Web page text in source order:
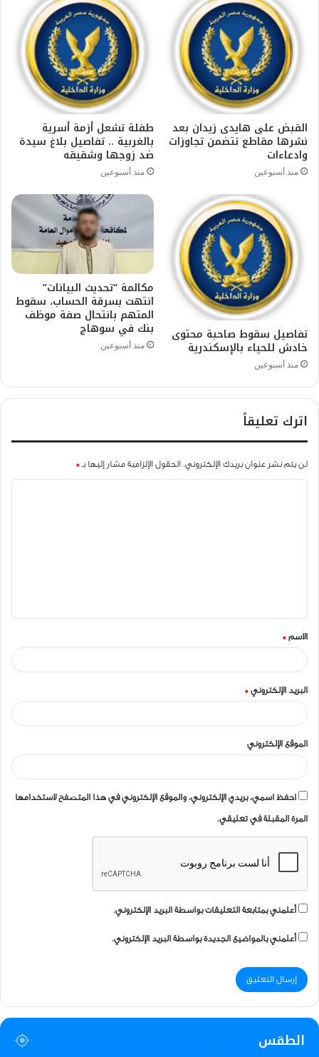
القبض على هايدى زيدان بعد
نشرها مقاطع تتضمن تجاوزات
وادعاءات
منذ أسبوعين
طفلة تشعل أزمة أسرية
بالغربية .. تفاصيل بلاغ سيدة
ضد زوجها وشقيقه
منذ أسبوعين
تفاصيل سقوط صاحبة محتوى
خادش للحياء بالإسكندرية
منذ أسبوعين
مكالمة “تحديث البيانات”
انتهت بسرقة الحساب، سقوط
المتهم بانتحال صفة موظف
بنك في سوهاج
منذ أسبوعين
اترك تعليقاً
لن يتم نشر عنوان بريدك الإلكتروني. الحقول الإلزامية مشار إليها بـ*
ق
*الاسم *
البريد الإلكتروني *
الموقع الإلكتروني
احفظ اسمي، بريدي الإلكتروني، والموقع الإلكتروني في هذا المتصفح لاستخدامها
المرة المقبلة في تعليقي.
أعلمني بمتابعة التعليقات بواسطة البريد الإلكتروني.
أعلمني بالمواضيع الجديدة بواسطة البريد الإلكتروني.
الطقس